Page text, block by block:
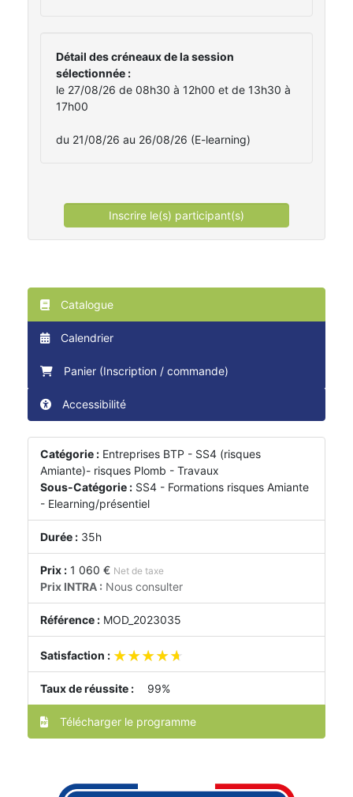
Détail des créneaux de la session
sélectionnée :
le 27/08/26 de 08h30 à 12h00 et de 13h30 à
17h00
du 21/08/26 au 26/08/26 (E-learning)
Inscrire le(s) participant(s)
Catalogue
Calendrier
Panier (Inscription / commande)
Accessibilité
Catégorie : Entreprises BTP - SS4 (risques
Amiante)- risques Plomb - Travaux
Sous-Catégorie : SS4 - Formations risques Amiante
- Elearning/présentiel
Durée : 35h
Prix : 1 060 € Net de taxe
Prix INTRA : Nous consulter
Référence : MOD_2023035
Satisfaction : ★★★★★
★★★★★
Taux de réussite : 99%
Télécharger le programme